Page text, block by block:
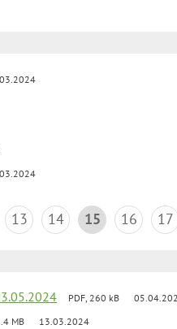
13 14 15 16 17
PDF, 260 kB
MB 13.03.2024